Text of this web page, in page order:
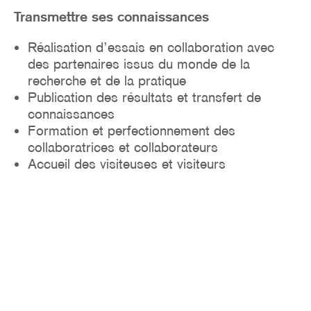
Transmettre ses connaissances
Réalisation d’essais en collaboration avec
des partenaires issus du monde de la
recherche et de la pratique
Publication des résultats et transfert de
connaissances
Formation et perfectionnement des
collaboratrices et collaborateurs
Accueil des visiteuses et visiteurs